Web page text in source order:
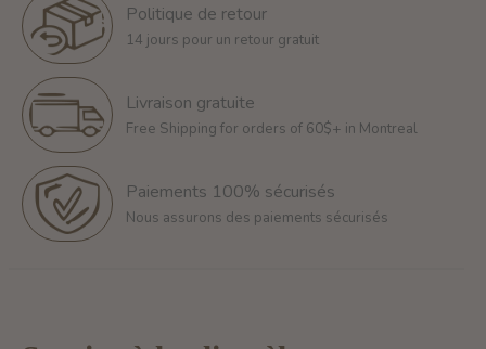
Politique de retour
14 jours pour un retour gratuit
Livraison gratuite
Free Shipping for orders of 60$+ in Montreal
Paiements 100% sécurisés
Nous assurons des paiements sécurisés